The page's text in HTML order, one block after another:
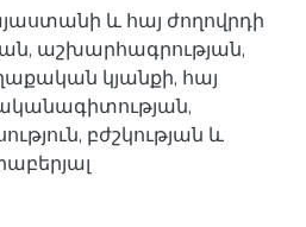
և հայ ժողովրդի
աշխարհագրության,
կյանքի, հայ
բժշկության և